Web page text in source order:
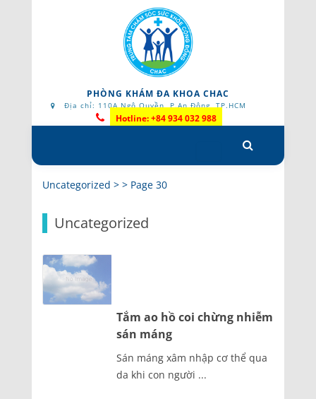
PHÒNG KHÁM ĐA KHOA CHAC
Địa chỉ: 110A Ngô Quyền, P.An Đông, TP.HCM
Hotline: +84 934 032 988
to
Uncategorized > > Page 30
Uncategorized
Tắm ao hồ coi chừng nhiễm
sán máng
Sán máng xâm nhập cơ thể qua
da khi con người ...